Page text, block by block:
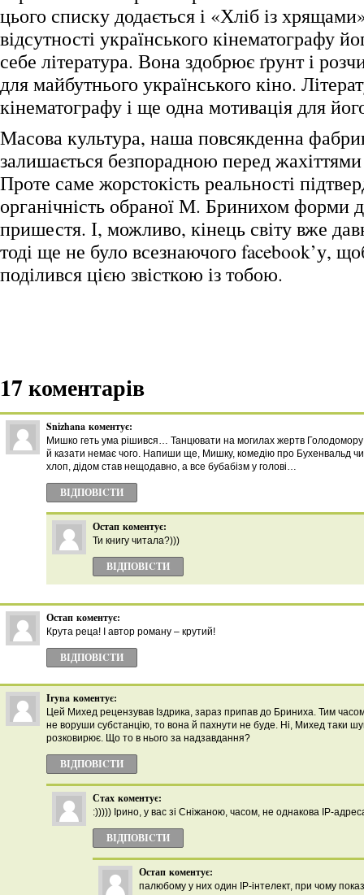
цього списку додається і «Хліб із
відсутності українського кінематографу
себе література. Вона здобрює ґрунт і
для майбутнього українського кіно.
кінематографу і ще одна мотивація для
Масова культура, наша повсякденна
залишається безпорадною перед жахіттями
Проте саме жорстокість реальності
органічність обраної М. Бринихом форми
пришестя. І, можливо, кінець світу вже
тоді ще не було всезнаючого facebook’у,
поділився цією звісткою із тобою.
17 коментарів
Snizhana коментує:
Мишко геть ума рішився… Танцювати на могилах жертв
й казати немає чого. Напиши ще, Мишку, комедію про Бухенвальд
хлоп, дідом став нещодавно, а все бубабізм у голові…
ВІДПОВІCТИ
Остап коментує:
Ти книгу читала?)))
ВІДПОВІCТИ
Остап коментує:
Крута реца! І автор роману – крутий!
ВІДПОВІCТИ
Iryna коментує:
Цей Михед рецензував Іздрика, зараз припав до Бриниха. Тим
не воруши субстанцію, то вона й пахнути не буде. Ні, Михед таки
розковирює. Що то в нього за надзавдання?
ВІДПОВІCТИ
Стах коментує:
:))))) Ірино, у вас зі Сніжаною, часом, не однакова IP-
ВІДПОВІCТИ
Остап коментує:
палюбому у них один IP-інтелект, при чому